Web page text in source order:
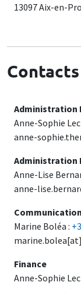
13097 Aix-en-
Administration
Anne-Sophie
anne-
Administration
Anne-Lise
anne-
Marine Boléa :
Finance
Anne-Sophie